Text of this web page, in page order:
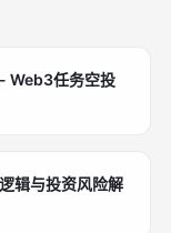
Web3任务空投
辑与投资风险解